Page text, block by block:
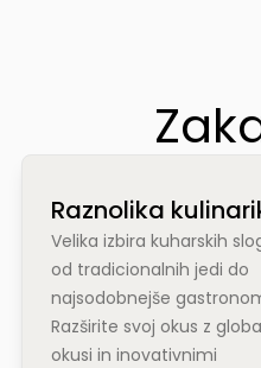
Raznolika
Velika izbira kuharskih
od tradicionalnih jedi do
najsodobnejše
Razširite svoj okus z
okusi in inovativnimi